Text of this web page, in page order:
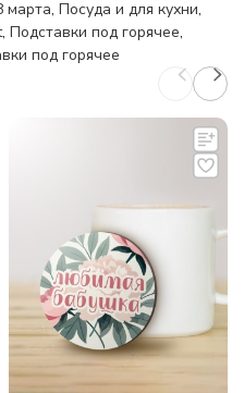
марта, Посуда и для кухни,
, Подставки под горячее,
под горячее